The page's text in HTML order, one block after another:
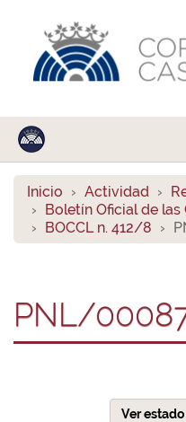
Inicio Actividad
Boletín Oficial de
BOCCL n. 412/8
PNL/
Ver